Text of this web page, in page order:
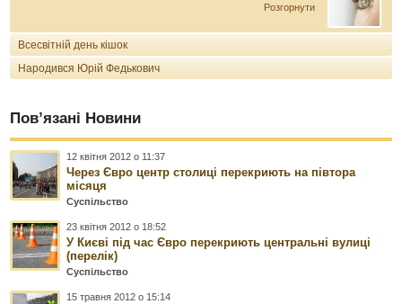
Розгорнути
Всесвітній день кішок
Народився Юрій Федькович
Пов’язані Новини
12 квітня 2012 о 11:37
Через Євро центр столиці перекриють на півтора
місяця
Суспільство
23 квітня 2012 о 18:52
У Києві під час Євро перекриють центральні вулиці
(перелік)
Суспільство
15 травня 2012 о 15:14